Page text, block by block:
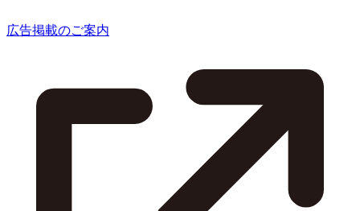
広告掲載のご案内